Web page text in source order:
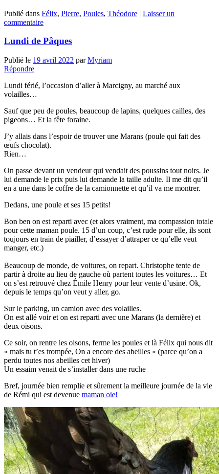
Publié dans Félix, Pierre, Poules, Théodore | Laisser un
commentaire
Lundi de Pâques
Publié le 19 avril 2022 parMyriam
Répondre
Lundi férié, l’occasion d’aller à Marcigny, au marché aux
volailles…
Sauf que peu de poules, beaucoup de lapins, quelques cailles, des
pigeons… Et la fête foraine.
J’y allais dans l’espoir de trouver une Marans (poule qui fait des
œufs chocolat).
Rien…
On passe devant un vendeur qui vendait des poussins tout noirs. Je
lui demande le prix puis lui demande la taille adulte. Il me dit qu’il
en a une dans le coffre de la camionnette et qu’il va me montrer.
Dedans, une poule et ses 15 petits!
Bon ben on est reparti avec (et alors vraiment, ma compassion totale
pour cette maman poule. 15 d’un coup, c’est rude pour elle, ils sont
toujours en train de piailler, d’essayer d’attraper ce qu’elle veut
manger, etc.)
Beaucoup de monde, de voitures, on repart. Christophe tente de
partir à droite au lieu de gauche où partent toutes les voitures… Et
on s’est retrouvé chez Émile Henry pour leur vente d’usine. Ok,
depuis le temps qu’on veut y aller, go.
Sur le parking, un camion avec des volailles.
On est allé voir et on est reparti avec une Marans (la dernière) et
deux oisons.
Ce soir, on rentre les oisons, ferme les poules et là Félix qui nous dit
« mais tu t’es trompée, On a encore des abeilles » (parce qu’on a
perdu toutes nos abeilles cet hiver)
Un essaim venait de s’installer dans une ruche
Bref, journée bien remplie et sûrement la meilleure journée de la vie
de Rémi qui est devenue maman oie!